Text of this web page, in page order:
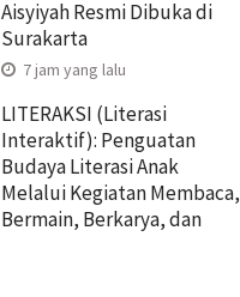
Aisyiyah Resmi Dibuka di
Surakarta
7 jam yang lalu
LITERAKSI (Literasi
Interaktif): Penguatan
Budaya Literasi Anak
Melalui Kegiatan Membaca,
Bermain, Berkarya, dan